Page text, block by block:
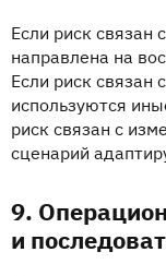
Если риск связан
направлена на
Если риск связан
используются
риск связан с
сценарий
9.
и